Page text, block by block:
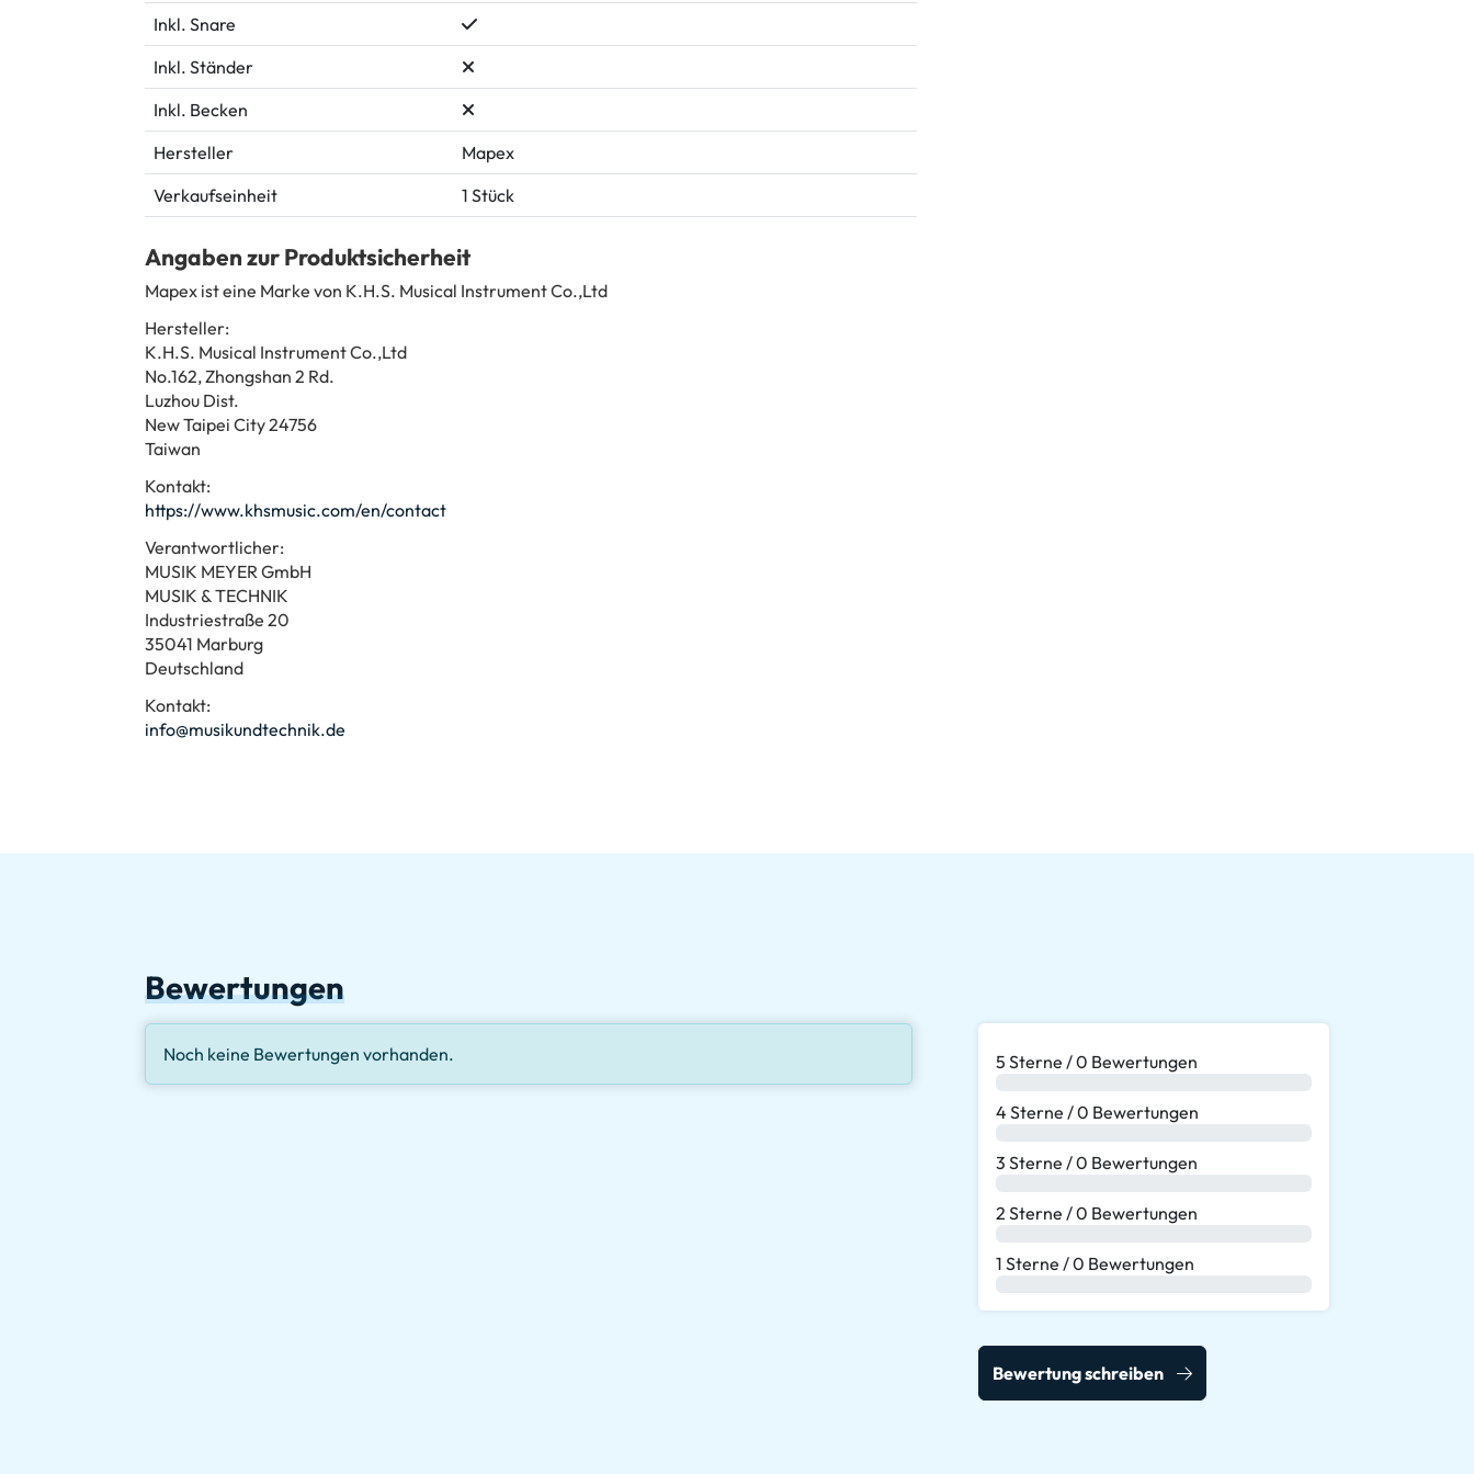
Inkl. Snare
Inkl. Ständer
Inkl. Becken
Hersteller
Mapex
Verkaufseinheit
1 Stück
Angaben zur Produktsicherheit
Mapex ist eine Marke von K.H.S. Musical Instrument Co.,Ltd
Hersteller:
K.H.S. Musical Instrument Co.,Ltd
No.162, Zhongshan 2 Rd.
Luzhou Dist.
New Taipei City 24756
Taiwan
Kontakt:
https://www.khsmusic.com/en/contact
Verantwortlicher:
MUSIK MEYER GmbH
MUSIK & TECHNIK
Industriestraße 20
35041 Marburg
Deutschland
Kontakt:
info@musikundtechnik.de
Bewertungen
5 Sterne / 0 Bewertungen
4 Sterne / 0 Bewertungen
3 Sterne / 0 Bewertungen
2 Sterne / 0 Bewertungen
1 Sterne / 0 Bewertungen
Bewertung schreiben
Noch keine Bewertungen vorhanden.